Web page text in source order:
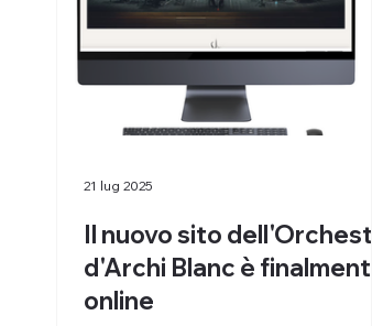
Il nuovo sito dell'Orchestra
d'Archi Blanc è finalmente
online
21 lug 2025